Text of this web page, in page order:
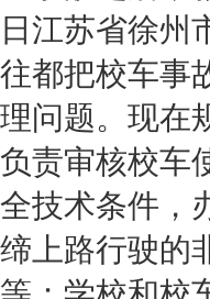
日江苏省徐州
往都把校车事
理问题。现在
负责审核校车
全技术条件，
缔上路行驶的